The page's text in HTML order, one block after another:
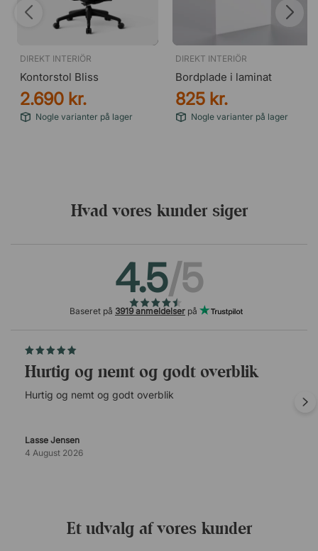
DIREKT INTERIÖR
Kontorstol Bliss
2.690 kr.
Nogle varianter på lager
DIREKT INTERIÖR
Bordplade i laminat
825 kr.
Nogle varianter på lager
Hvad vores kunder siger
4.5/5
Baseret på 3919 anmeldelserpå
Hurtig og nemt og godt overblik
Hurtig og nemt og godt overblik
Lasse Jensen
4 August 2026
Et udvalg af vores kunder